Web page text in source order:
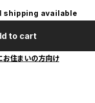
shipping available
to cart
お住まいの方向け